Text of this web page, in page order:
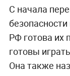
С начала
РФ готова их
готовы
Она также